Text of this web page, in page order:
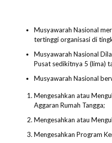
Musyawarah Nasional
tertinggi organisasi di
Musyawarah Nasional
Pusat sedikitnya 5 (lima)
Musyawarah Nasional
Mengesahkan atau
Aggaran Rumah Tangga;
Mengesahkan atau
Mengesahkan Program